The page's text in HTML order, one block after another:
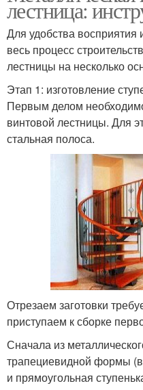
лестница:
Для удобства
весь процесс
лестницы на несколько
Этап 1: изготовление
Первым делом
винтовой лестницы. Для
стальная полоса.
Отрезаем заготовки
приступаем к сборке
Сначала из
трапециевидной формы
и прямоугольная